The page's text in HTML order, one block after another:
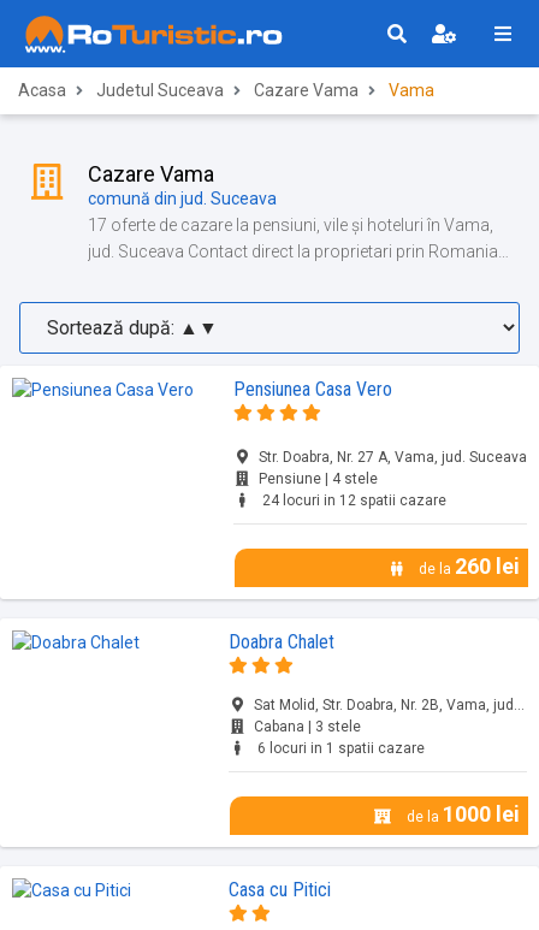
Acasa Judetul Suceava Cazare Vama Vama
Cazare Vama
comună din jud. Suceava
17 oferte de cazare la pensiuni, vile și hoteluri în Vama,
jud. Suceava Contact direct la proprietari prin Romania
Pensiunea Casa Vero
Str. Doabra, Nr. 27 A, Vama, jud. Suceava
Pensiune | 4 stele
24 locuri in 12 spatii cazare
de la 260 lei
Doabra Chalet
Sat Molid, Str. Doabra, Nr. 2B, Vama, jud. Suceava
Cabana | 3 stele
6 locuri in 1 spatii cazare
de la 1000 lei
Casa cu Pitici